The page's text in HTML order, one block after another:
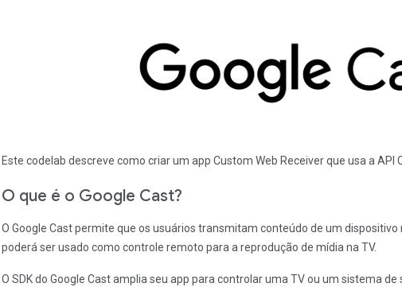
Este codelab descreve como criar um app Custom Web Receiver que usa a API
O que é o Google Cast?
O Google Cast permite que os usuários transmitam conteúdo de um dispositivo
poderá ser usado como controle remoto para a reprodução de mídia na TV.
O SDK do Google Cast amplia seu app para controlar uma TV ou um sistema